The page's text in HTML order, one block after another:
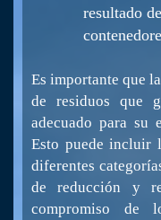
resultado
Es importante que
de residuos que
adecuado para su
Esto puede incluir
diferentes
de reducción y
compromiso de